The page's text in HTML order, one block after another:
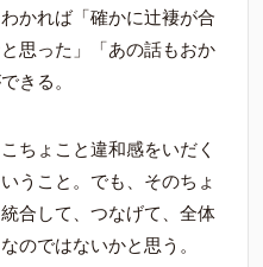
かれば「確かに辻褄が合
思った」「あの話もおか
きる。
ちょこと違和感をいだく
うこと。でも、そのちょ
合して、つなげて、全体
のではないかと思う。